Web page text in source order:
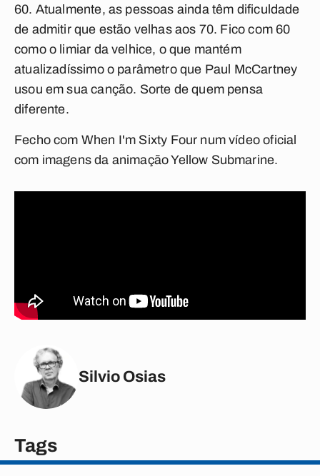
60. Atualmente, as pessoas ainda têm dificuldade
de admitir que estão velhas aos 70. Fico com 60
como o limiar da velhice, o que mantém
atualizadíssimo o parâmetro que Paul McCartney
usou em sua canção. Sorte de quem pensa
diferente.
Fecho com When I'm Sixty Four num vídeo oficial
com imagens da animaçãoYellow Submarine.
Silvio Osias
Tags